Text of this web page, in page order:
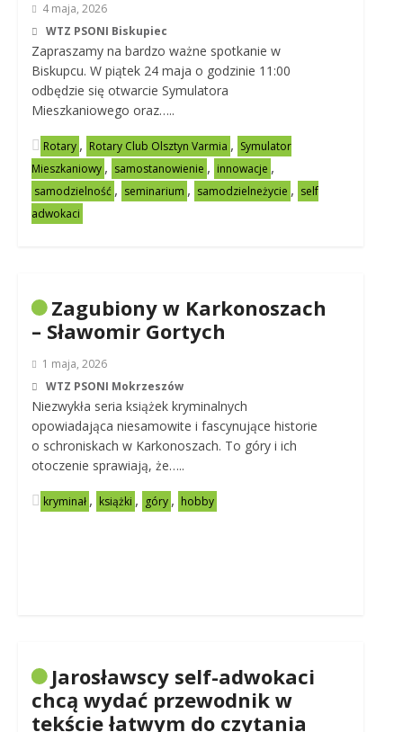
4 maja, 2026
WTZ PSONI Biskupiec
Zapraszamy na bardzo ważne spotkanie w
Biskupcu. W piątek 24 maja o godzinie 11:00
odbędzie się otwarcie Symulatora
Mieszkaniowego oraz…..
Rotary , Rotary Club Olsztyn Varmia , Symulator
Mieszkaniowy , samostanowienie , innowacje ,
samodzielność , seminarium , samodzielneżycie , self
adwokaci
Zagubiony w Karkonoszach
– Sławomir Gortych
1 maja, 2026
WTZ PSONI Mokrzeszów
Niezwykła seria książek kryminalnych
opowiadająca niesamowite i fascynujące historie
o schroniskach w Karkonoszach. To góry i ich
otoczenie sprawiają, że…..
kryminał , książki , góry , hobby
Jarosławscy self-adwokaci
chcą wydać przewodnik w
tekście łatwym do czytania